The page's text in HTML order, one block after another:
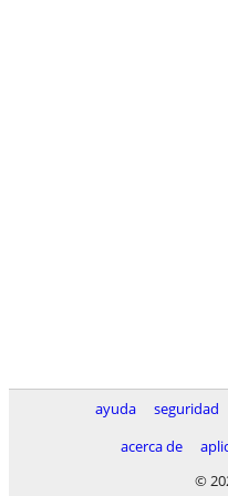
ayuda seguridad
acerca de
©